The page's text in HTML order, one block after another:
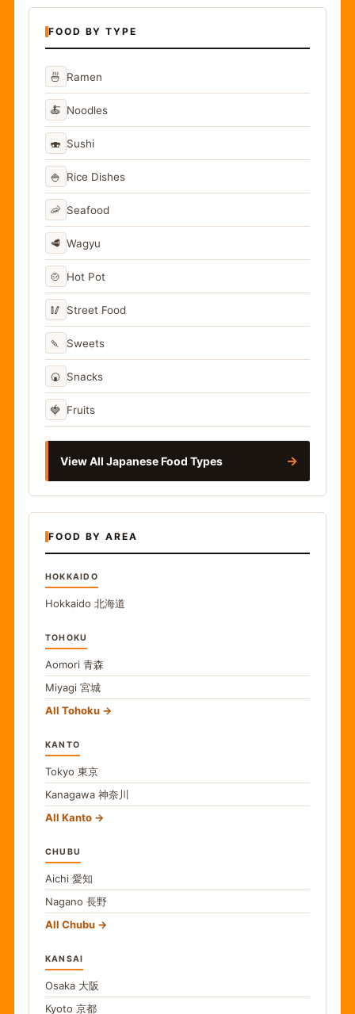
FOOD BY TYPE
🍜 Ramen
🍝 Noodles
🍣 Sushi
🍚 Rice Dishes
🦐 Seafood
🥩 Wagyu
🍲 Hot Pot
🥢 Street Food
🍡 Sweets
🍘 Snacks
🍓 Fruits
View All Japanese Food Types →
FOOD BY AREA
HOKKAIDO
Hokkaido 北海道
TOHOKU
Aomori 青森
Miyagi 宮城
All Tohoku
KANTO
Tokyo 東京
Kanagawa 神奈川
All Kanto
CHUBU
Aichi 愛知
Nagano 長野
All Chubu
KANSAI
Osaka 大阪
Kyoto 京都